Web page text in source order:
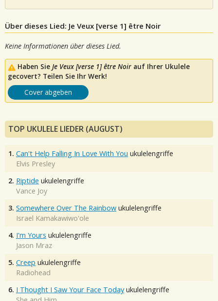
Über dieses Lied: Je Veux [verse 1] être Noir
Keine Informationen über dieses Lied.
Haben Sie Je Veux [verse 1] être Noir auf Ihrer Ukulele
gecovert? Teilen Sie Ihr Werk!
Cover abgeben
TOP UKULELE LIEDER (AUGUST)
1. Can't Help Falling In Love With You ukulelengriffe
Elvis Presley
2. Riptide ukulelengriffe
Vance Joy
3. Somewhere Over The Rainbow ukulelengriffe
Israel Kamakawiwo'ole
4. I'm Yours ukulelengriffe
Jason Mraz
5. Creep ukulelengriffe
Radiohead
6. I Thought I Saw Your Face Today ukulelengriffe